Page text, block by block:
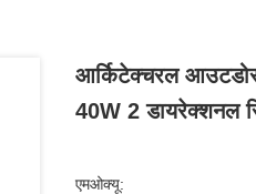
आर्किटेक्चरल
40W 2 डायरेक्शनल
एमओक्यू: